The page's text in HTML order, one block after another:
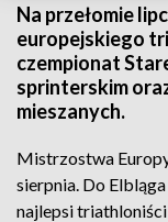
Na przełomie
europejskiego
czempionat
sprinterskim
mieszanych.
Mistrzostwa
sierpnia. Do
najlepsi